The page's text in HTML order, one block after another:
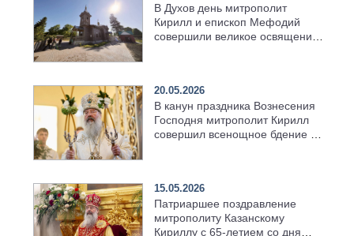
В Духов день митрополит
Кирилл и епископ Мефодий
совершили великое освящение
20.05.2026
В канун праздника Вознесения
Господня митрополит Кирилл
совершил всенощное бдение в
15.05.2026
Патриаршее поздравление
митрополиту Казанскому
Кириллу с 65-летием со дня